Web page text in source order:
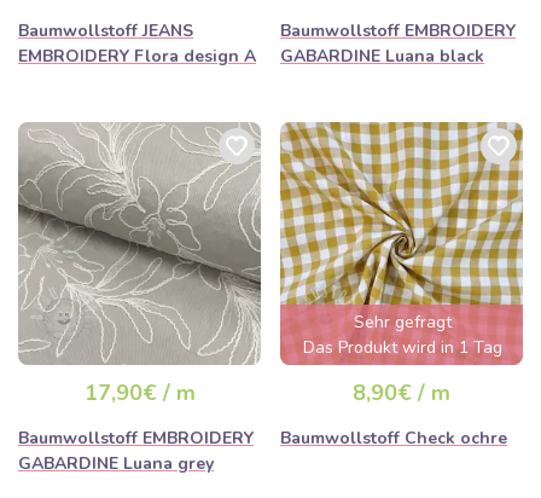
Baumwollstoff JEANS
EMBROIDERY Flora design A
Baumwollstoff EMBROIDERY
GABARDINE Luana black
17,90€ / m
Baumwollstoff EMBROIDERY
GABARDINE Luana grey
Sehr gefragt
Das Produkt wird in 1 Tag
ausverkauft sein
8,90€ / m
Baumwollstoff Check ochre